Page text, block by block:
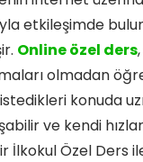
etkileşimde
Online özel ders
olmadan
konuda
ve kendi
İlkokul Özel Ders